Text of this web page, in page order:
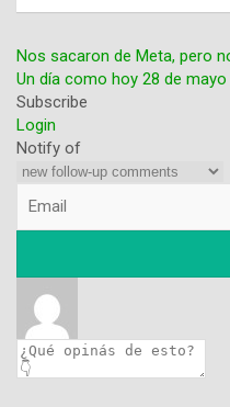
Navegación
de
entradas
Nos sacaron de Meta, pero
Un día como hoy 28 de
Subscribe
Login
Notify of